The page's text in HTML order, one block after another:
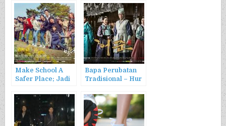
Make School A
Safer Place; Jadi
Kerana Anak
Murid
Bapa Perubatan
Tradisional – Hur